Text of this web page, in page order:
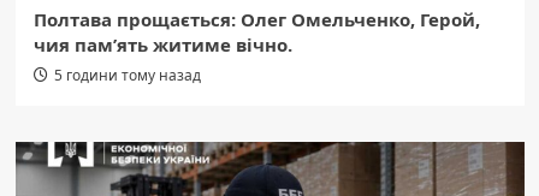
Полтава прощається: Олег Омельченко, Герой,
чия пам’ять житиме вічно.
5 години тому назад